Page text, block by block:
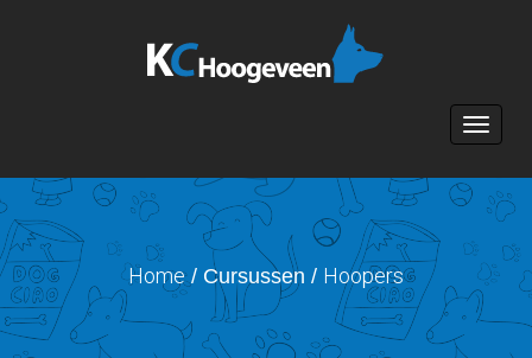
Toggle
Home/ Cursussen / Hoopers